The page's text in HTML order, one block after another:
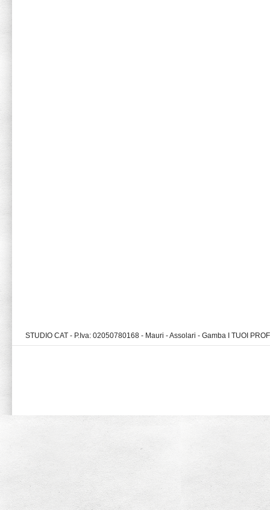
STUDIO CAT - P.Iva: 02050780168 - Mauri - Assolari - Gamba I TUOI